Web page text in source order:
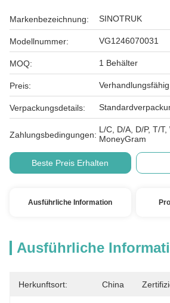
Markenbezeichnung: SINOTRUK
Modellnummer: VG1246070031
MOQ: 1 Behälter
Preis: Verhandlungsfähig
Verpackungsdetails:
Zahlungsbedingungen:
L/C, D/A, D/P, T/T,
MoneyGram
Beste Preis Erhalten
Ausführliche Information
Ausführliche
Herkunftsort: China